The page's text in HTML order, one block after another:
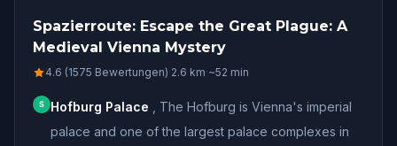
Spazierroute: Escape the Great Plague: A
Medieval Vienna Mystery
4.6 (1575 Bewertungen)·2.6 km·~52 min
S Hofburg Palace
The Hofburg is Vienna's imperial
palace and one of the largest palace complexes in